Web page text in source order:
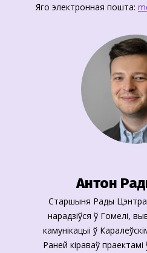
Яго электронная пошта:
Антон
Старшыня Рады Цэнтра
нарадзіўся ў Гомелі,
камунікацыі ў
Раней кіраваў праектамі